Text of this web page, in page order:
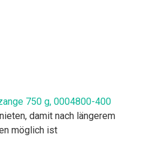
750 g, 0004800-400
damit nach längerem
möglich ist